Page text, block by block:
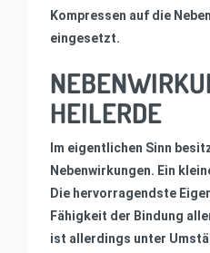
Kompressen auf die
eingesetzt.
HEILERDE
Im eigentlichen Sinn
Nebenwirkungen. Ein
Die hervorragendste
Fähigkeit der Bindung
ist allerdings unter